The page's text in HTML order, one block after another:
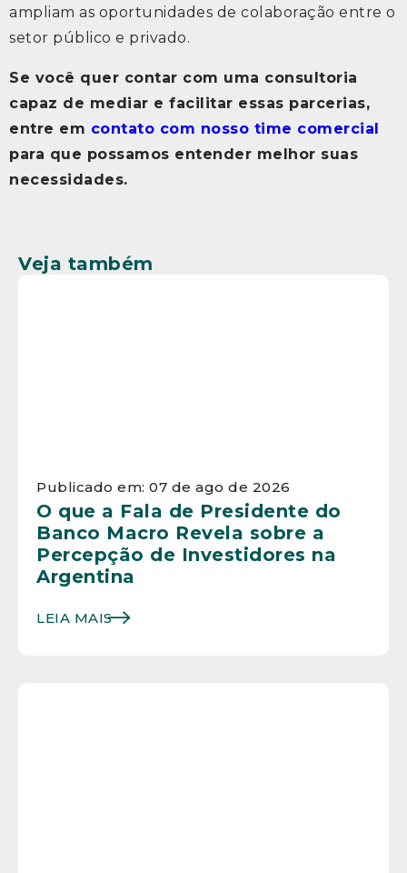
ampliam as oportunidades de colaboração entre o
setor público e privado.
Se você quer contar com uma consultoria
capaz de mediar e facilitar essas parcerias,
entre em contato com nosso time comercial
para que possamos entender melhor suas
necessidades.
Veja também
Publicado em: 07 de ago de 2026
O que a Fala de Presidente do
Banco Macro Revela sobre a
Percepção de Investidores na
Argentina
LEIA MAIS